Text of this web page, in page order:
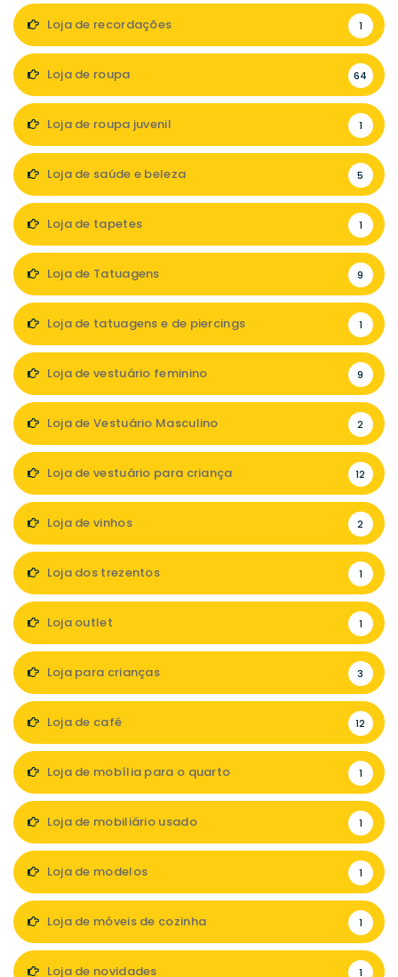
Loja de recordações 1
Loja de roupa 64
Loja de roupa juvenil 1
Loja de saúde e beleza 5
Loja de tapetes 1
Loja de Tatuagens 9
Loja de tatuagens e de piercings 1
Loja de vestuário feminino 9
Loja de Vestuário Masculino 2
Loja de vestuário para criança 12
Loja de vinhos 2
Loja dos trezentos 1
Loja outlet 1
Loja para crianças 3
Loja de café 12
Loja de mobília para o quarto 1
Loja de mobiliário usado 1
Loja de modelos 1
Loja de móveis de cozinha 1
Loja de novidades 1